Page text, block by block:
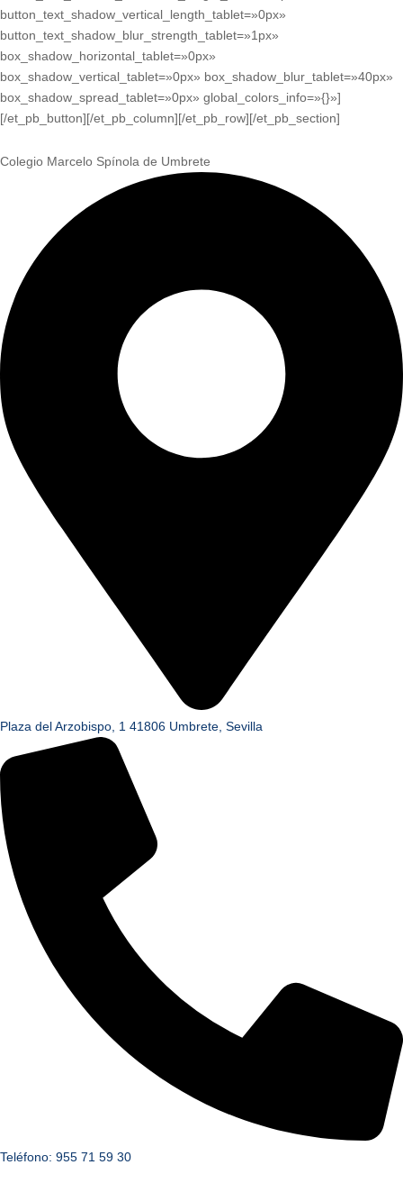
button_text_shadow_vertical_length_tablet=»0px»
button_text_shadow_blur_strength_tablet=»1px»
box_shadow_horizontal_tablet=»0px»
box_shadow_vertical_tablet=»0px» box_shadow_blur_tablet=»40px»
box_shadow_spread_tablet=»0px» global_colors_info=»{}»]
[/et_pb_button][/et_pb_column][/et_pb_row][/et_pb_section]
Colegio Marcelo Spínola de Umbrete
Plaza del Arzobispo, 1 41806 Umbrete, Sevilla
Teléfono: 955 71 59 30